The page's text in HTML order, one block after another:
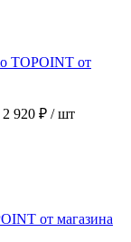
2 920 ₽ / шт